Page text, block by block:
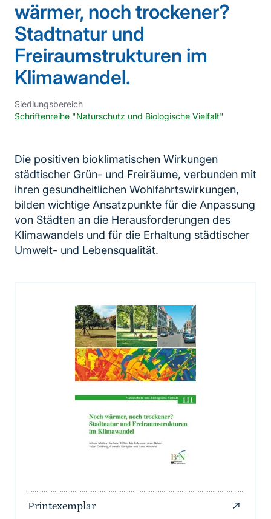
wärmer, noch trockener?
Stadtnatur und
Freiraumstrukturen im
Klimawandel.
Siedlungsbereich
Schriftenreihe "Naturschutz und Biologische Vielfalt"
Die positiven bioklimatischen Wirkungen
städtischer Grün- und Freiräume, verbunden mit
ihren gesundheitlichen Wohlfahrtswirkungen,
bilden wichtige Ansatzpunkte für die Anpassung
von Städten an die Herausforderungen des
Klimawandels und für die Erhaltung städtischer
Umwelt- und Lebensqualität.
Printexemplar